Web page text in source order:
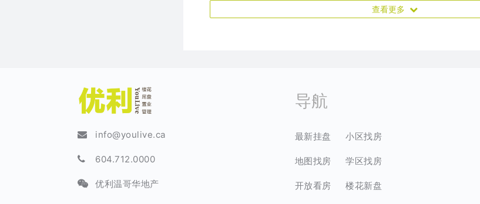
查看更多
info@youlive.ca
604.712.0000
优利温哥华地产
导航
最新挂盘 小区找房
地图找房 学区找房
开放看房 楼花新盘